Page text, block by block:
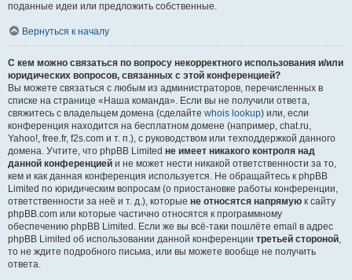
поданные идеи или предложить собственные.
Вернуться к началу
С кем можно связаться по вопросу некорректного использования и/или
юридических вопросов, связанных с этой конференцией?
Вы можете связаться с любым из администраторов, перечисленных в
списке на странице «Наша команда». Если вы не получили ответа,
свяжитесь с владельцем домена (сделайте whois lookup) или, если
конференция находится на бесплатном домене (например, chat.ru,
Yahoo!, free.fr, f2s.com и т. п.), с руководством или техподдержкой данного
домена. Учтите, что phpBB Limited не имеет никакого контроля над
данной конференцией и не может нести никакой ответственности за то,
кем и как данная конференция используется. Не обращайтесь к phpBB
Limited по юридическим вопросам (о приостановке работы конференции,
ответственности за неё и т. д.), которые не относятся напрямую к сайту
phpBB.com или которые частично относятся к программному
обеспечению phpBB Limited. Если же вы всё-таки пошлёте email в адрес
phpBB Limited об использовании данной конференции третьей стороной,
то не ждите подробного письма, или вы можете вообще не получить
ответа.